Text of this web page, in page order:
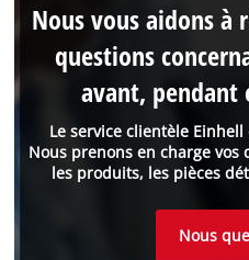
Le service clientèle
Nous prenons en charge
les produits, les pièces
Nous vous aidons à
questions
avant, pendant
Nous